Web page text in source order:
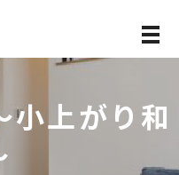
メ
小上がり和